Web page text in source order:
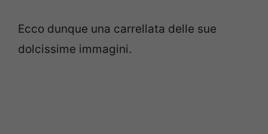
Ecco dunque una carrellata delle sue
dolcissime immagini.